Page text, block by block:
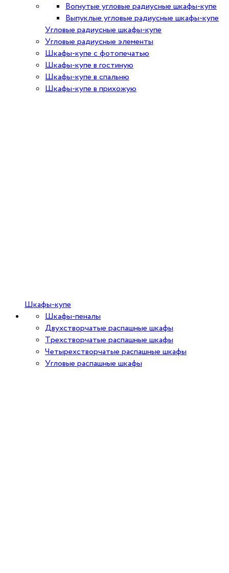
Вогнутые угловые радиусные шкафы-купе
Выпуклые угловые радиусные шкафы-купе
Угловые радиусные шкафы-купе
Угловые радиусные элементы
Шкафы-купе с фотопечатью
Шкафы-купе в гостиную
Шкафы-купе в спальню
Шкафы-купе в прихожую
Шкафы-купе
Шкафы-пеналы
Двухстворчатые распашные шкафы
Трехстворчатые распашные шкафы
Четырехстворчатые распашные шкафы
Угловые распашные шкафы